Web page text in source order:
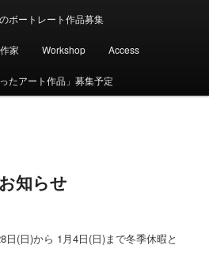
ボートレート作品募集
家 Workshop Access
たアート作品」募集予定
知らせ
(日)から 1月4日(日)まで冬季休暇と